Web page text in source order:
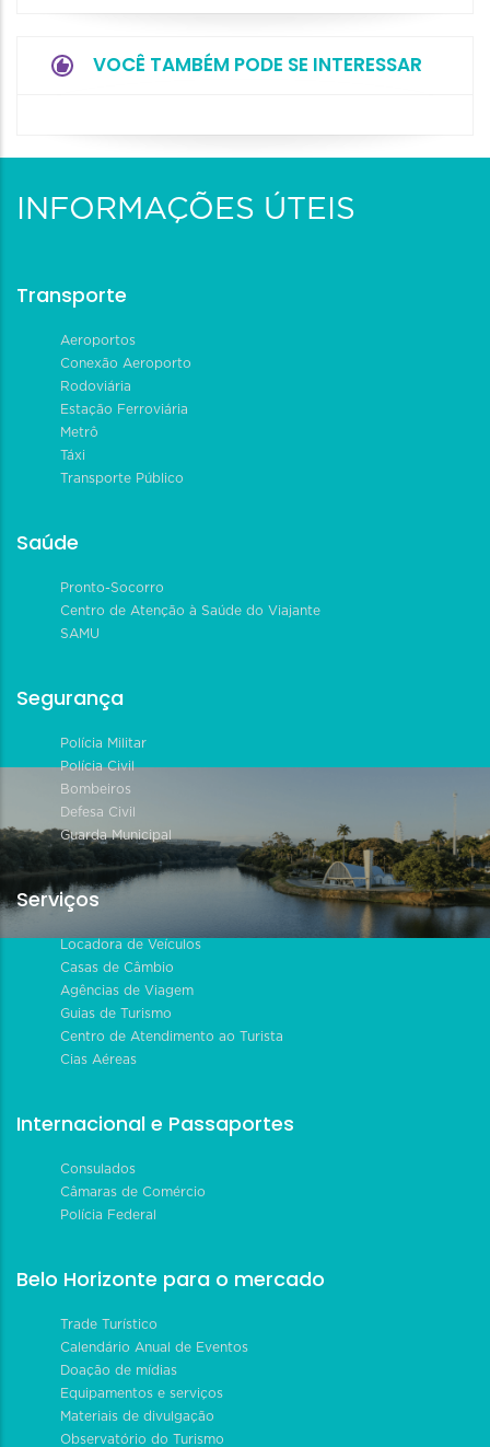
VOCÊ TAMBÉM PODE SE INTERESSAR
INFORMAÇÕES ÚTEIS
Transporte
Aeroportos
Conexão Aeroporto
Rodoviária
Estação Ferroviária
Metrô
Táxi
Transporte Público
Saúde
Pronto-Socorro
Centro de Atenção à Saúde do Viajante
SAMU
Segurança
Polícia Militar
Polícia Civil
Bombeiros
Defesa Civil
Guarda Municipal
Serviços
Locadora de Veículos
Casas de Câmbio
Agências de Viagem
Guias de Turismo
Centro de Atendimento ao Turista
Cias Aéreas
Internacional e Passaportes
Consulados
Câmaras de Comércio
Polícia Federal
Belo Horizonte para o mercado
Trade Turístico
Calendário Anual de Eventos
Doação de mídias
Equipamentos e serviços
Materiais de divulgação
Observatório do Turismo